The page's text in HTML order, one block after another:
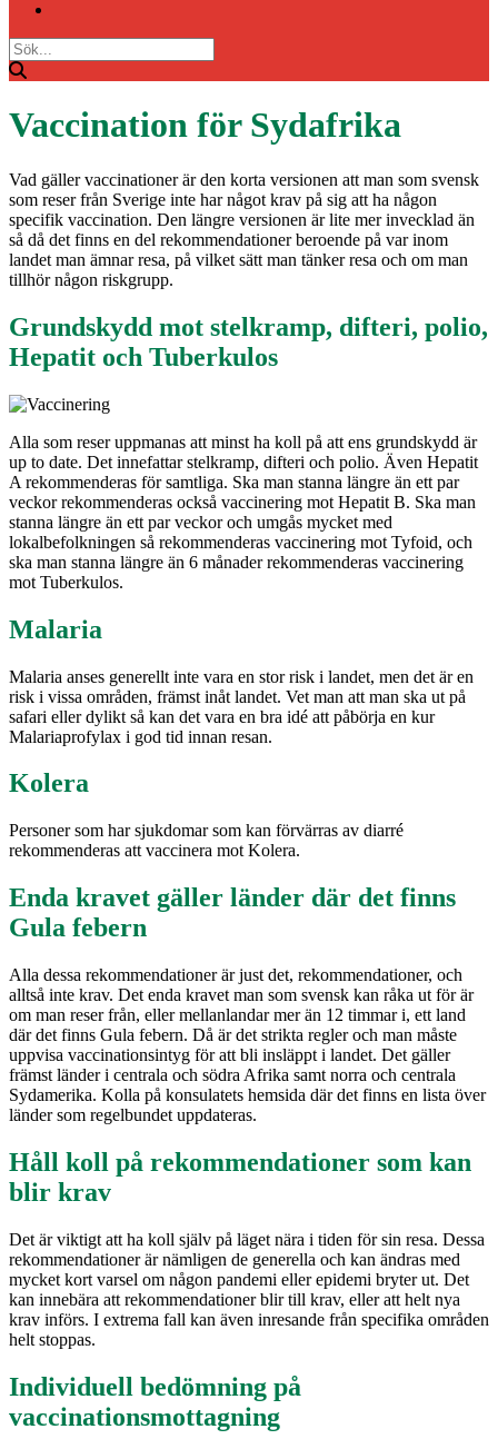
Vaccination för Sydafrika
Vad gäller vaccinationer är den korta versionen att man som svensk
som reser från Sverige inte har något krav på sig att ha någon
specifik vaccination. Den längre versionen är lite mer invecklad än
så då det finns en del rekommendationer beroende på var inom
landet man ämnar resa, på vilket sätt man tänker resa och om man
tillhör någon riskgrupp.
Grundskydd mot stelkramp, difteri, polio,
Hepatit och Tuberkulos
Alla som reser uppmanas att minst ha koll på att ens grundskydd är
up to date. Det innefattar stelkramp, difteri och polio. Även Hepatit
A rekommenderas för samtliga. Ska man stanna längre än ett par
veckor rekommenderas också vaccinering mot Hepatit B. Ska man
stanna längre än ett par veckor och umgås mycket med
lokalbefolkningen så rekommenderas vaccinering mot Tyfoid, och
ska man stanna längre än 6 månader rekommenderas vaccinering
mot Tuberkulos.
Malaria
Malaria anses generellt inte vara en stor risk i landet, men det är en
risk i vissa områden, främst inåt landet. Vet man att man ska ut på
safari eller dylikt så kan det vara en bra idé att påbörja en kur
Malariaprofylax i god tid innan resan.
Kolera
Personer som har sjukdomar som kan förvärras av diarré
rekommenderas att vaccinera mot Kolera.
Enda kravet gäller länder där det finns
Gula febern
Alla dessa rekommendationer är just det, rekommendationer, och
alltså inte krav. Det enda kravet man som svensk kan råka ut för är
om man reser från, eller mellanlandar mer än 12 timmar i, ett land
där det finns Gula febern. Då är det strikta regler och man måste
uppvisa vaccinationsintyg för att bli insläppt i landet. Det gäller
främst länder i centrala och södra Afrika samt norra och centrala
Sydamerika. Kolla på konsulatets hemsida där det finns en lista över
länder som regelbundet uppdateras.
Håll koll på rekommendationer som kan
blir krav
Det är viktigt att ha koll själv på läget nära i tiden för sin resa. Dessa
rekommendationer är nämligen de generella och kan ändras med
mycket kort varsel om någon pandemi eller epidemi bryter ut. Det
kan innebära att rekommendationer blir till krav, eller att helt nya
krav införs. I extrema fall kan även inresande från specifika områden
helt stoppas.
Individuell bedömning på
vaccinationsmottagning